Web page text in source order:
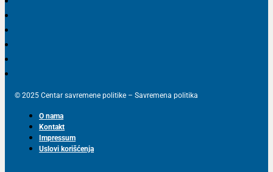
© 2025 Centar savremene politike – Savremena politika
O nama
Kontakt
Impressum
Uslovi korišćenja